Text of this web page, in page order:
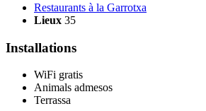
Restaurants à la Garrotxa
Lieux 35
Installations
WiFi gratis
Animals admesos
Terrassa